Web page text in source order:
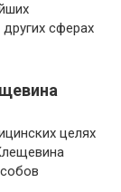
сферах
целях